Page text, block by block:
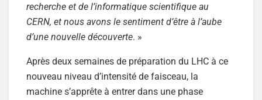
recherche et de l’informatique scientifique au
CERN, et nous avons le sentiment d’être à l’aube
d’une nouvelle découverte. »
Après deux semaines de préparation du LHC à ce
nouveau niveau d’intensité de faisceau, la
machine s’apprête à entrer dans une phase